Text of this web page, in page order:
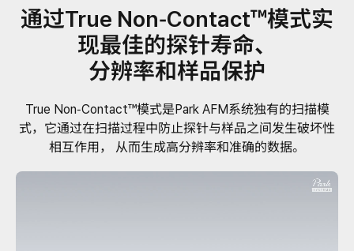
通过True Non-Contact™模式实
现最佳的探针寿命、
分辨率和样品保护
True Non-Contact™模式是Park AFM系统独有的扫描模
式，它通过在扫描过程中防止探针与样品之间发生破坏性
相互作用，
从而生成高分辨率和准确的数据。